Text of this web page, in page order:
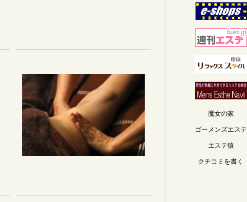
魔女の家
ゴーメンズエステ
エステ猿
クチコミを書く